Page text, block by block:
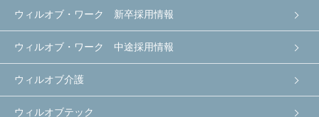
ウィルオブ・ワーク 新卒採用情報
ウィルオブ・ワーク 中途採用情報
ウィルオブ介護
ウィルオブテック